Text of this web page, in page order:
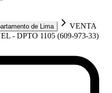
de Lima
VENTA
- DPTO 1105 (609-973-33)